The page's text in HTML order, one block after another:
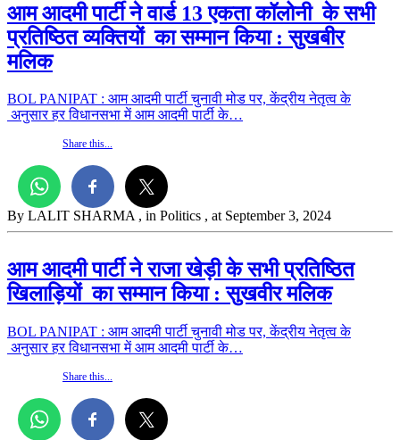
आम आदमी पार्टी ने वार्ड 13 एकता कॉलोनी के सभी
प्रतिष्ठित व्यक्तियों का सम्मान किया : सुखबीर
मलिक
BOL PANIPAT : आम आदमी पार्टी चुनावी मोड पर, केंद्रीय नेतृत्व के
अनुसार हर विधानसभा में आम आदमी पार्टी के…
Share this...
By LALIT SHARMA , in Politics , at September 3, 2024
आम आदमी पार्टी ने राजा खेड़ी के सभी प्रतिष्ठित
खिलाड़ियों का सम्मान किया : सुखवीर मलिक
BOL PANIPAT : आम आदमी पार्टी चुनावी मोड पर, केंद्रीय नेतृत्व के
अनुसार हर विधानसभा में आम आदमी पार्टी के…
Share this...